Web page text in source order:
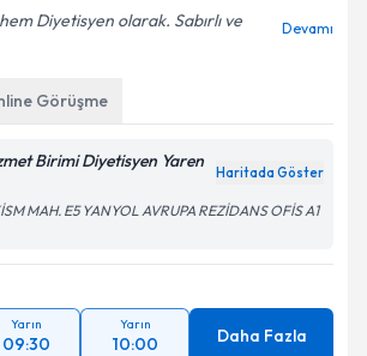
Diyetisyen olarak. Sabırlı ve
Devamı
Görüşme
Birimi Diyetisyen Yaren
Haritada Göster
MAH. E5 YANYOL AVRUPA REZİDANS OFİS A1
Yarın
09:30
Yarın
10:00 Daha Fazla